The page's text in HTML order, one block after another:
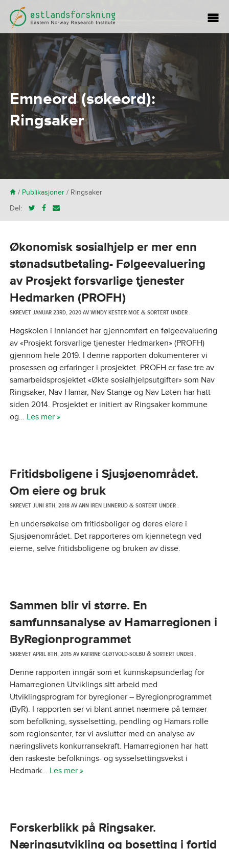
Emneord (søkeord):
Ringsaker
H/ Publikasjoner/ Ringsaker
Del:
Økonomisk sosialhjelp er mer enn
stønadsutbetaling- Følgeevaluering
av Prosjekt forsvarlige tjenester
Hedmarken (PROFH)
SKREVETJANUAR 23RD, 2020AVWINDY KESTER MOE &SORTERT UNDER .
Høgskolen i Innlandet har gjennomført en følgeevaluering
av «Prosjekt forsvarlige tjenester Hedmarken» (PROFH)
gjennom hele 2019. I denne rapporten dokumenterer vi
prosessen og erfaringer i prosjektet. PROFH er fase tre av
samarbeidsprosjektet «Økte sosialhjelpsutgifter» som Nav
Ringsaker, Nav Hamar, Nav Stange og Nav Løten har hatt
siden 2014. Prosjektet er initiert av Ringsaker kommune
og… Les mer »
Fritidsboligene i Sjusjøenområdet.
Om eiere og bruk
SKREVETJUNI 8TH, 2018AVANN IREN LINNERUD &SORTERT UNDER .
En undersøkelse om fritidsboliger og deres eiere i
Sjusjøenområdet. Det rapporteres om kjennetegn ved
eierne, selve fritidsboligene og bruken av disse.
Sammen blir vi større. En
samfunnsanalyse av Hamarregionen i
ByRegionprogrammet
SKREVETAPRIL 8TH, 2015AVKATRINE GLØTVOLD-SOLBU &SORTERT UNDER .
Denne rapporten inngår som et kunnskapsunderlag for
Hamarregionen Utviklings sitt arbeid med
Utviklingsprogram for byregioner – Byregionprogrammet
(ByR). I rapporten ser vi blant annet nærmere på temaer
som befolkning, sysselsetting, pendling og Hamars rolle
som regionsenter, før vi avslutter med en analyse av
næringslivets konkurransekraft. Hamarregionen har hatt
den raskeste befolknings- og sysselsettingsvekst i
Hedmark… Les mer »
Forskerblikk på Ringsaker.
Næringsutvikling og bosetting i fortid